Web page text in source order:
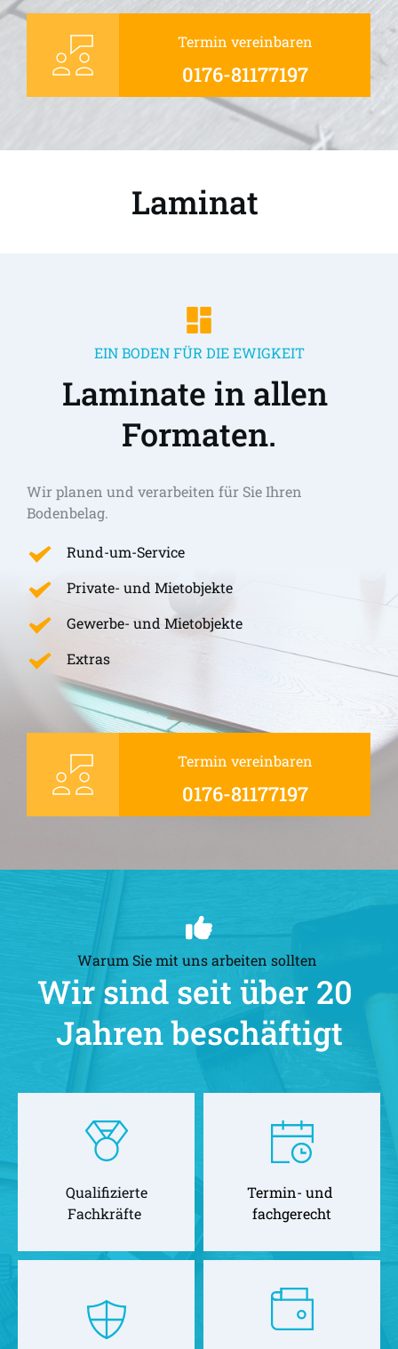
Termin vereinbaren
0176-81177197
Laminat
EIN BODEN FÜR DIE EWIGKEIT
Laminate in allen
Formaten.
Wir planen und verarbeiten für Sie Ihren
Bodenbelag.
Rund-um-Service
Private- und Mietobjekte
Gewerbe- und Mietobjekte
Extras
Termin vereinbaren
0176-81177197
Warum Sie mit uns arbeiten sollten
Wir sind seit über 20
Jahren beschäftigt
Qualifizierte
Fachkräfte
Termin- und
fachgerecht